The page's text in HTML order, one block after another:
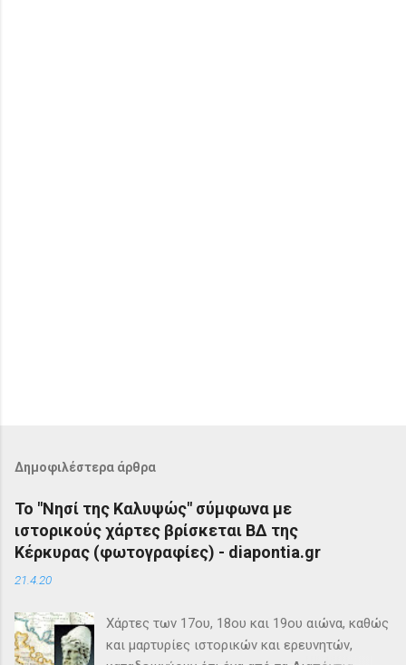
Δημοφιλέστερα άρθρα
Το "Νησί της Καλυψώς" σύμφωνα με
ιστορικούς χάρτες βρίσκεται ΒΔ της
Κέρκυρας (φωτογραφίες) - diapontia.gr
21.4.20
Χάρτες των 17ου, 18ου και 19ου αιώνα, καθώς
και μαρτυρίες ιστορικών και ερευνητών,